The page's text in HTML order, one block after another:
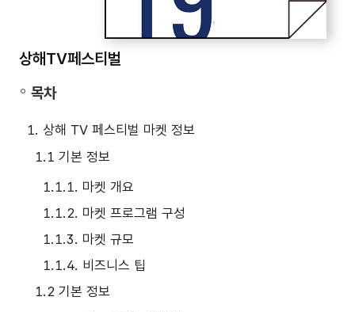
상해TV페스티벌
목차
1. 상해 TV 페스티벌 마켓 정보
1.1 기본 정보
1.1.1. 마켓 개요
1.1.2. 마켓 프로그램 구성
1.1.3. 마켓 규모
1.1.4. 비즈니스 팁
1.2 기본 정보